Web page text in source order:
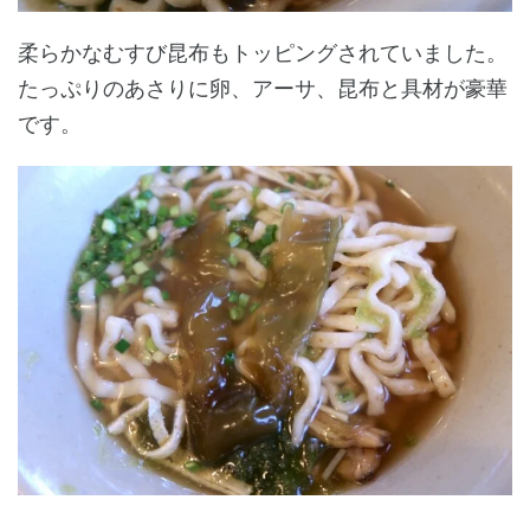
柔らかなむすび昆布もトッピングされていました。
たっぷりのあさりに卵、アーサ、昆布と具材が豪華
です。